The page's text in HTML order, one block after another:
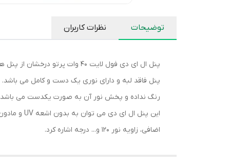
توضیحات نظرات کاربران
پنل ال ای دی فول لایت 40
پنل فاقد لبه و دارای نوری یک دست و کامل می
رنگ نداده و پخش نور آن به صورت یکدست می باشد.
اضافی، زاویه نور 120 و... درجه اشاره کرد.